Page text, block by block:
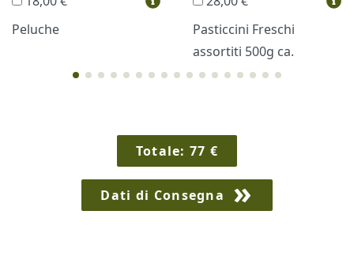
Peluche
Pasticcini Freschi
assortiti 500g ca.
Totale:77 €
Dati di Consegna